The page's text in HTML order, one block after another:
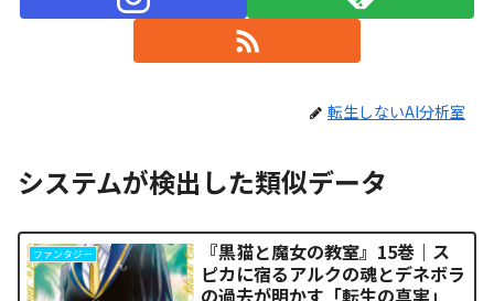
転生しないAI分析室
システムが検出した類似データ
ファンタジー
『黒猫と魔女の教室』15巻｜ス
ピカに宿るアルクの魂とデネボラ
の過去が明かす「転生の真実」